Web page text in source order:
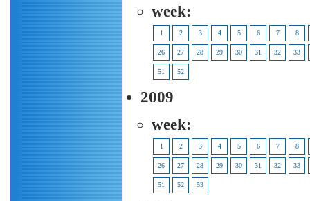
week:
1 2 3 4 5 6 7 8
26 27 28 29 30 31 32 33
51 52
2009
week:
1 2 3 4 5 6 7 8
26 27 28 29 30 31 32 33
51 52 53